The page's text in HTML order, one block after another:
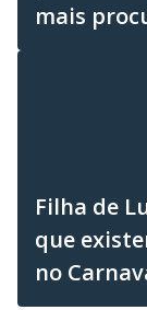
mais
Filha de
que
no